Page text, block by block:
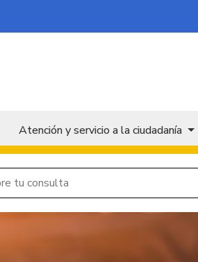
Atención y servicio a la ciudadanía